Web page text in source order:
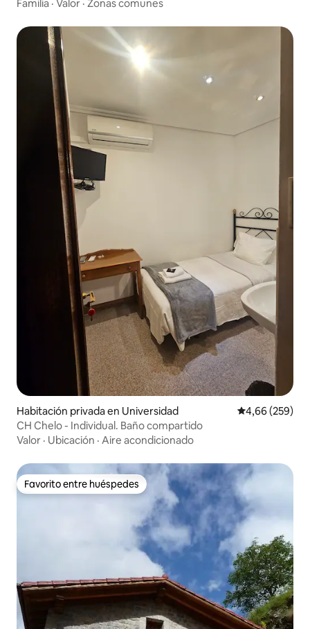
Familia · Valor · Zonas comunes
Habitación privada en Universidad Calificación
4,66 (259)
CH Chelo - Individual. Baño compartido
Valor · Ubicación · Aire acondicionado
Favorito entre huéspedes
Favorito entre huéspedes